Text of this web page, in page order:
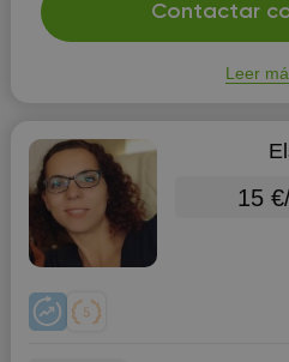
Contactar
Leer
15